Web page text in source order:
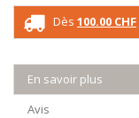
Dès 100.00 CHF
En savoir plus
Avis